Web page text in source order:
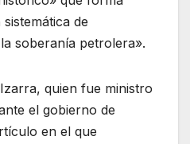
de
soberanía petrolera».
quien fue ministro
el gobierno de
en el que